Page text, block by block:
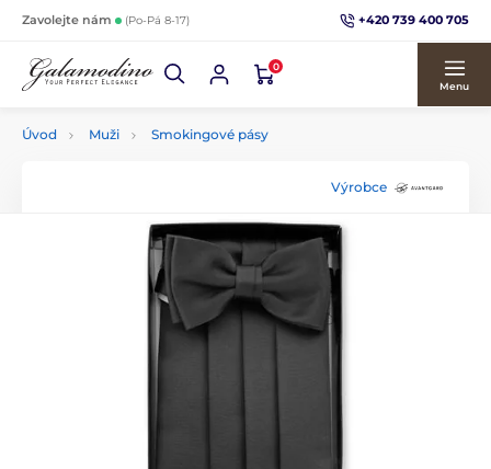
Zavolejte nám (Po-Pá 8-17) +420 739 400 705
0
Menu
Úvod Muži Smokingové pásy
Výrobce